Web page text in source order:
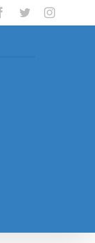
Facebook
Twitter